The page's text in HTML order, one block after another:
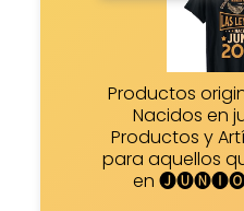
Productos
Nacidos en
Productos y
para aquellos
en 🅙🅤🅝🅘🅞